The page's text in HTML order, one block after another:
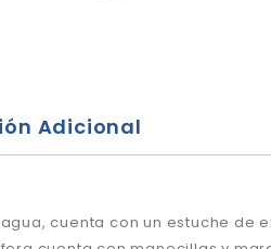
Adicional
cuenta con un estuche